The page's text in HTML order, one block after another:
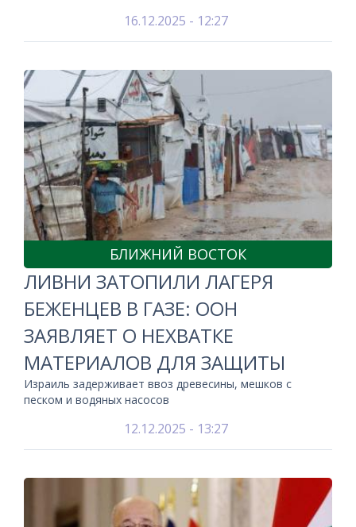
16.12.2025 - 12:27
БЛИЖНИЙ ВОСТОК
ЛИВНИ ЗАТОПИЛИ ЛАГЕРЯ
БЕЖЕНЦЕВ В ГАЗЕ: ООН
ЗАЯВЛЯЕТ О НЕХВАТКЕ
МАТЕРИАЛОВ ДЛЯ ЗАЩИТЫ
Израиль задерживает ввоз древесины, мешков с
песком и водяных насосов
12.12.2025 - 13:27